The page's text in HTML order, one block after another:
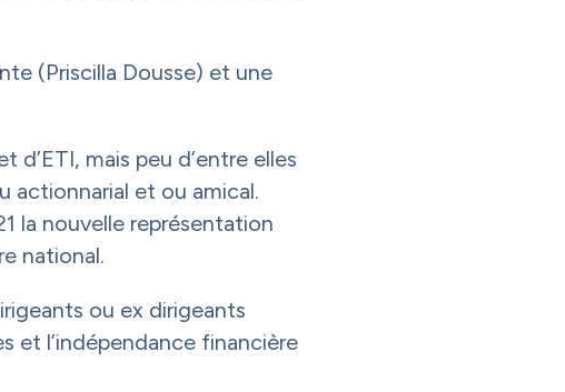
(Priscilla Dousse) et une
d’ETI, mais peu d’entre elles
actionnarial et ou amical.
la nouvelle représentation
national.
ou ex dirigeants
et l’indépendance financière